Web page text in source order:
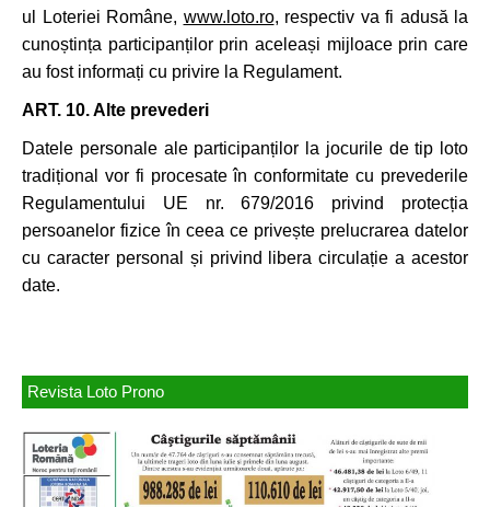
ul Loteriei Române, www.loto.ro, respectiv va fi adusă la
cunoștința participanților prin aceleași mijloace prin care
au fost informați cu privire la Regulament.
ART. 10. Alte prevederi
Datele personale ale participanților la jocurile de tip loto
tradițional vor fi procesate în conformitate cu prevederile
Regulamentului UE nr. 679/2016 privind protecția
persoanelor fizice în ceea ce privește prelucrarea datelor
cu caracter personal și privind libera circulație a acestor
date.
Revista Loto Prono